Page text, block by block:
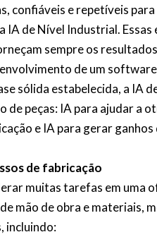
confiáveis e repetíveis
IA de Nível Industrial.
sempre os
de um
sólida estabelecida, a IA
de peças: IA para ajudar a
e IA para gerar
de fabricação
muitas tarefas em uma
mão de obra e materiais,
incluindo: